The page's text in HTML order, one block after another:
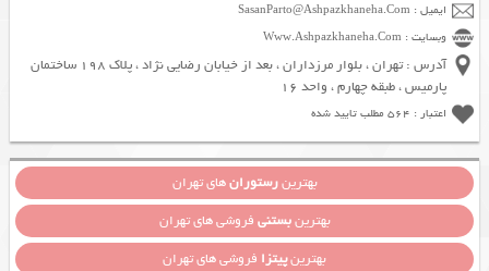
ایمیل : SasanParto@Ashpazkhaneha.Com
وبسایت : Www.Ashpazkhaneha.Com
آدرس : تهران ، بلوار مرزداران ، بعد از خیابان رضایی نژاد ، پلاک 198 ساختمان
پارمیس ، طبقه چهارم ، واحد 16
اعتبار : 564 مطلب تایید شده
بهترینرستورانهای تهران
بهترینبستنی فروشی های تهران
بهترینپیتزا فروشی های تهران